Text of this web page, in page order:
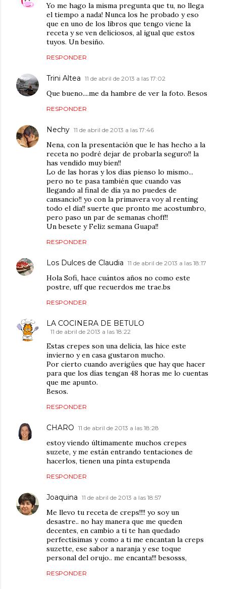
Yo me hago la misma pregunta que tu, no llega
el tiempo a nada! Nunca los he probado y eso
que en uno de los libros que tengo viene la
receta y se ven deliciosos, al igual que estos
tuyos. Un besiño.
RESPONDER
Trini Altea 11 de abril de 2013 a las 17:02
Que bueno....me da hambre de ver la foto. Besos
RESPONDER
Nechy 11 de abril de 2013 a las 17:46
Nena, con la presentación que le has hecho a la
receta no podré dejar de probarla seguro!! la
has vendido muy bien!!
Lo de las horas y los días pienso lo mismo...
pero no te pasa también que cuando vas
llegando al final de día ya no puedes de
cansancio!! yo con la primavera voy al renting
todo el día!! suerte que pronto me acostumbro,
pero paso un par de semanas choff!!
Un besete y Feliz semana Guapa!!
RESPONDER
Los Dulces de Claudia 11 de abril de 2013 a las 18:17
Hola Sofi, hace cuántos años no como este
postre, uff que recuerdos me trae.bs
RESPONDER
LA COCINERA DE BETULO
11 de abril de 2013 a las 18:22
Estas crepes son una delicia, las hice este
invierno y en casa gustaron mucho.
Por cierto cuando averigües que hay que hacer
para que los días tengan 48 horas me lo cuentas
que me apunto.
Besos.
RESPONDER
CHARO 11 de abril de 2013 a las 18:28
estoy viendo últimamente muchos crepes
suzete, y me están entrando tentaciones de
hacerlos, tienen una pinta estupenda
RESPONDER
Joaquina 11 de abril de 2013 a las 18:57
Me llevo tu receta de creps!!!! yo soy un
desastre.. no hay manera que me queden
decentes, en cambio a ti te han quedado
perfectisimas y como a ti me encantan la creps
suzette, ese sabor a naranja y ese toque
personal del orujo.. me encanta!!! besosss,
RESPONDER